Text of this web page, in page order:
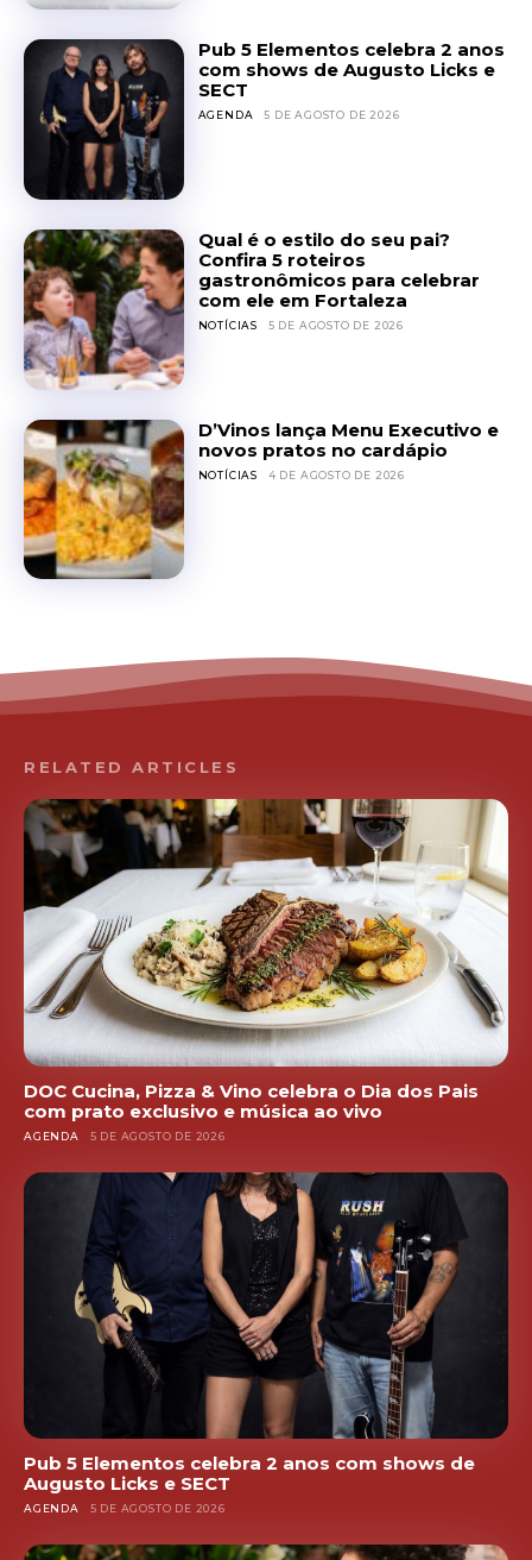
Pub 5 Elementos celebra 2 anos
com shows de Augusto Licks e
SECT
AGENDA 5 DE AGOSTO DE 2026
Qual é o estilo do seu pai?
Confira 5 roteiros
gastronômicos para celebrar
com ele em Fortaleza
NOTÍCIAS 5 DE AGOSTO DE 2026
D’Vinos lança Menu Executivo e
novos pratos no cardápio
NOTÍCIAS 4 DE AGOSTO DE 2026
RELATED ARTICLES
DOC Cucina, Pizza & Vino celebra o Dia dos Pais
com prato exclusivo e música ao vivo
AGENDA 5 DE AGOSTO DE 2026
Pub 5 Elementos celebra 2 anos com shows de
Augusto Licks e SECT
AGENDA 5 DE AGOSTO DE 2026